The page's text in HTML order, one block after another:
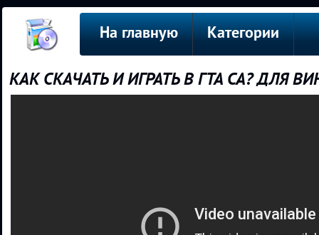
На главную Категории
КАК СКАЧАТЬ И ИГРАТЬ В ГТА СА? ДЛЯ